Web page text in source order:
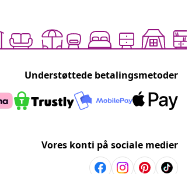
Understøttede betalingsmetoder
Vores konti på sociale medier